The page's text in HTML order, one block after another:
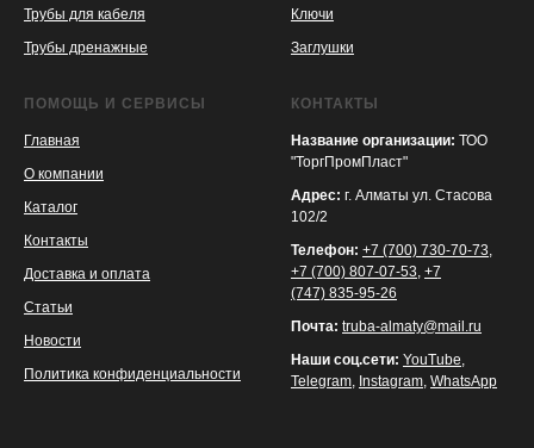
Трубы для кабеля
Трубы дренажные
Ключи
Заглушки
ПОМОЩЬ И СЕРВИСЫ
Главная
О компании
Каталог
Контакты
Доставка и оплата
Статьи
Новости
Политика конфиденциальности
КОНТАКТЫ
Название организации: ТОО
"ТоргПромПласт"
Адрес: г. Алматы ул. Стасова
102/2
Телефон: +7 (700) 730-70-73,
+7 (700) 807-07-53, +7
(747) 835-95-26
Почта: truba-almaty@mail.ru
Наши соц.сети: YouTube,
Telegram, Instagram, WhatsApp